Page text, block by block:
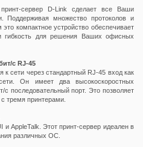
принт-сервер D-Link сделает все Ваши
Поддерживая множество протоколов и
компактное устройство обеспечивает
гибкость для решения Ваших офисных
с RJ-45
к сети через стандартный RJ-45 вход как
Он имеет два высокоскоростных
с последовательный порт. Это позволяет
тремя принтерами.
и AppleTalk. Этот принт-сервер идеален в
различных ОС.